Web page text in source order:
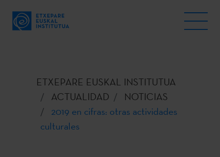
ETXEPARE EUSKAL INSTITUTUA
ACTUALIDAD
NOTICIAS
2019 en cifras: otras actividades
culturales